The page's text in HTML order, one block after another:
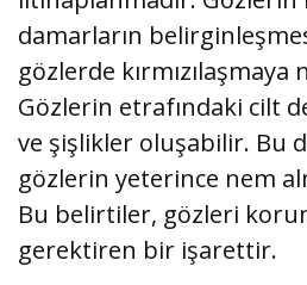
damarların
gözlerde
Gözlerin etrafındaki cilt
ve şişlikler oluşabilir. Bu
gözlerin yeterince nem
Bu belirtiler, gözleri
gerektiren bir işarettir.